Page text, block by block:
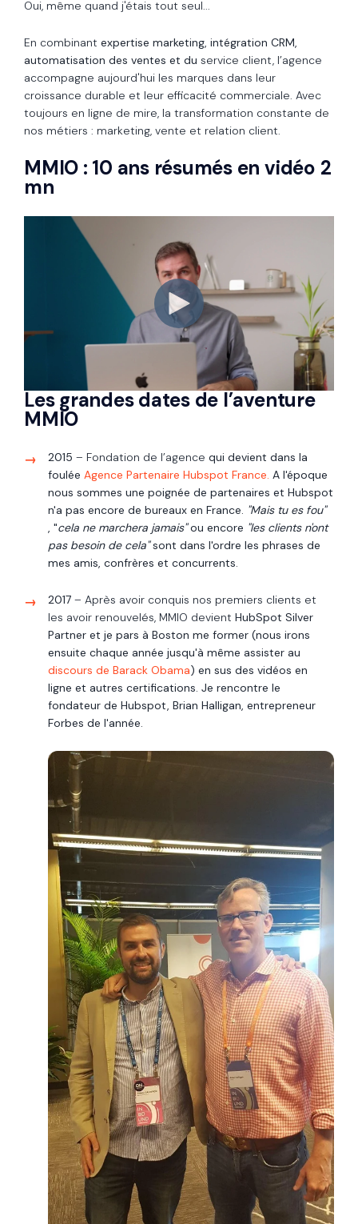
Oui, même quand j'étais tout seul...
En combinant expertise marketing, intégration CRM,
automatisation des ventes et du service client, l’agence
accompagne aujourd'hui les marques dans leur
croissance durable et leur efficacité commerciale. Avec
toujours en ligne de mire, la transformation constante de
nos métiers : marketing, vente et relation client.
MMIO : 10 ans résumés en vidéo 2
mn
Les grandes dates de l’aventure
MMIO
2015 – Fondation de l’agence qui devient dans la
foulée Agence Partenaire Hubspot France. A l'époque
nous sommes une poignée de partenaires et Hubspot
n'a pas encore de bureaux en France. "Mais tu es fou"
, "cela ne marchera jamais"ou encore "les clients n'ont
pas besoin de cela"sont dans l'ordre les phrases de
mes amis, confrères et concurrents.
2017 – Après avoir conquis nos premiers clients et
les avoir renouvelés, MMIO devient HubSpot Silver
Partner et je pars à Boston me former (nous irons
ensuite chaque année jusqu'à même assister au
discours de Barack Obama) en sus des vidéos en
ligne et autres certifications. Je rencontre le
fondateur de Hubspot, Brian Halligan, entrepreneur
Forbes de l'année.